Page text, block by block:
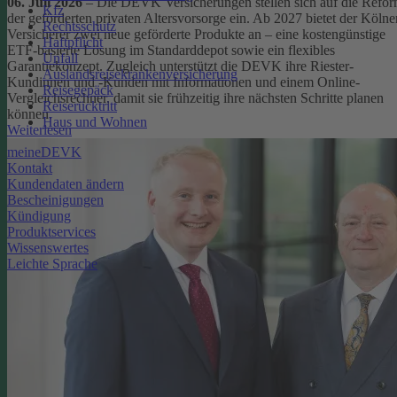
Kfz
Rechtsschutz
Haftpflicht
Unfall
Auslandsreisekrankenversicherung
Reisegepäck
Reiserücktritt
Haus und Wohnen
meineDEVK
Kontakt
Kundendaten ändern
Bescheinigungen
Kündigung
Produktservices
Wissenswertes
Leichte Sprache
der geförderten privaten Altersvorsorge ein. Ab 2027 bietet der
Versicherer zwei neue geförderte Produkte an – eine kostengünstige
ETF-basierte Lösung im Standarddepot sowie ein flexibles
Garantiekonzept. Zugleich unterstützt die DEVK ihre Riester-
Kundinnen und -Kunden mit Informationen und einem Online-
Vergleichsrechner, damit sie frühzeitig ihre nächsten Schritte planen
können.
Weiterlesen